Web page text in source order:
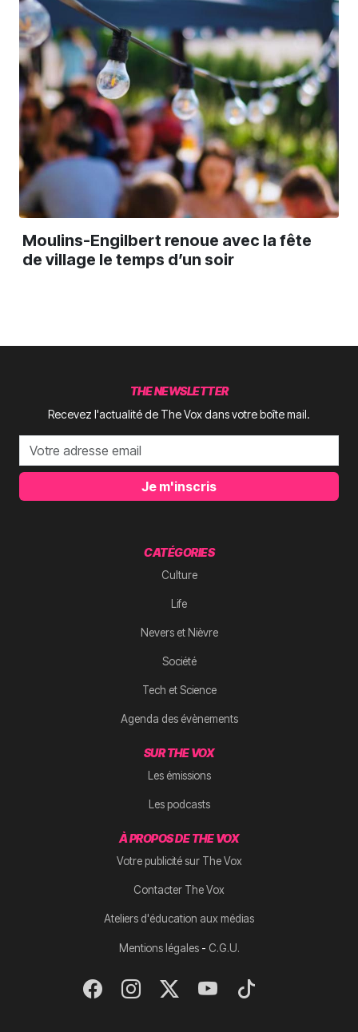
Moulins-Engilbert renoue avec la fête
de village le temps d’un soir
THE NEWSLETTER
Recevez l'actualité de The Vox dans votre boîte mail.
Je m'inscris
CATÉGORIES
Culture
Life
Nevers et Nièvre
Société
Tech et Science
Agenda des évènements
SUR THE VOX
Les émissions
Les podcasts
À PROPOS DE THE VOX
Votre publicité sur The Vox
Contacter The Vox
Ateliers d'éducation aux médias
Mentions légales- C.G.U.